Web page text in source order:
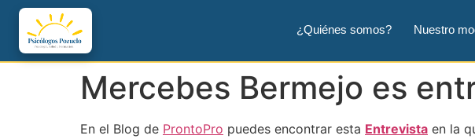
¿Quiénes somos? Nuestro
Mercebes Bermejo es
En el Blog de ProntoPro puedes encontrar esta Entrevista en la